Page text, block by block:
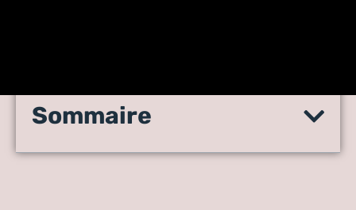
ENT95 du Val d’Oise
Sommaire